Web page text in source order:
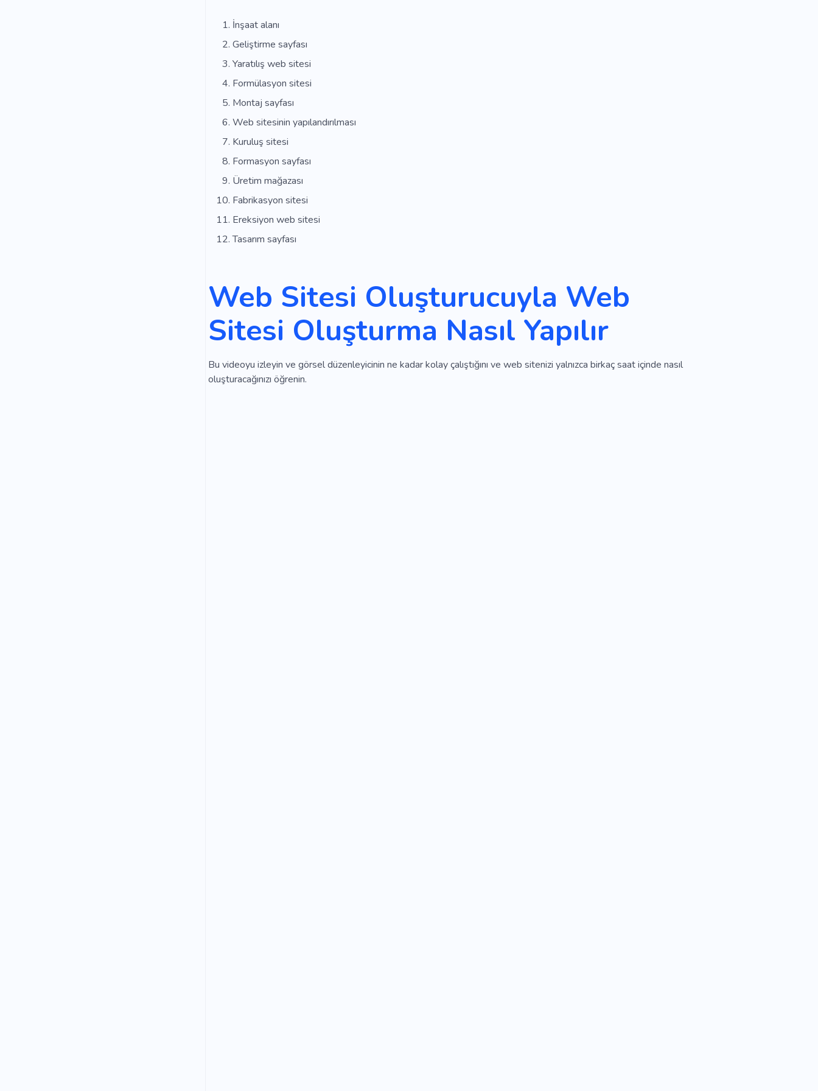
İnşaat alanı
Geliştirme sayfası
Yaratılış web sitesi
Formülasyon sitesi
Montaj sayfası
Web sitesinin yapılandırılması
Kuruluş sitesi
Formasyon sayfası
Üretim mağazası
Fabrikasyon sitesi
Ereksiyon web sitesi
Tasarım sayfası
Web Sitesi Oluşturucuyla Web
Sitesi Oluşturma Nasıl Yapılır
Bu videoyu izleyin ve görsel düzenleyicinin ne kadar kolay çalıştığını ve web sitenizi yalnızca birkaç saat içinde nasıl
oluşturacağınızı öğrenin.